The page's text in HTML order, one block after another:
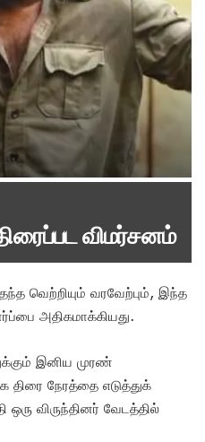
விமர்சனம்
வெற்றியும் வரவேற்பும், இந்த
அதிகமாக்கியது.
இனிய முரண்
நேரத்தை எடுத்துக்
ஒரு விருந்தினர் வேடத்தில்